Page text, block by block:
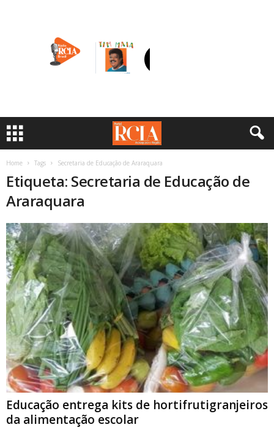
Home Tags Secretaria de Educação de Araraquara
Etiqueta: Secretaria de Educação de
Araraquara
Educação entrega kits de hortifrutigranjeiros
da alimentação escolar